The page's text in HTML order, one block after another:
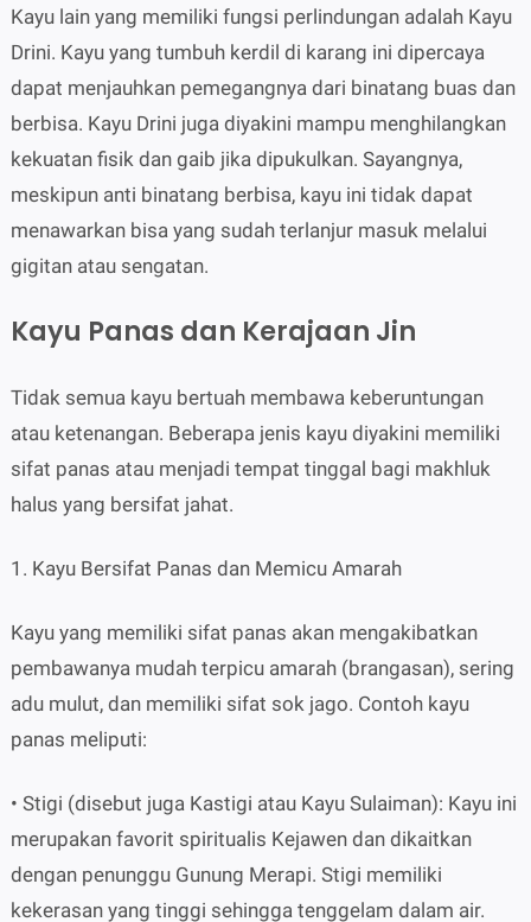
Kayu lain yang memiliki fungsi perlindungan adalah Kayu
Drini. Kayu yang tumbuh kerdil di karang ini dipercaya
dapat menjauhkan pemegangnya dari binatang buas dan
berbisa. Kayu Drini juga diyakini mampu menghilangkan
kekuatan fisik dan gaib jika dipukulkan. Sayangnya,
meskipun anti binatang berbisa, kayu ini tidak dapat
menawarkan bisa yang sudah terlanjur masuk melalui
gigitan atau sengatan.
Kayu Panas dan Kerajaan Jin
Tidak semua kayu bertuah membawa keberuntungan
atau ketenangan. Beberapa jenis kayu diyakini memiliki
sifat panas atau menjadi tempat tinggal bagi makhluk
halus yang bersifat jahat.
1. Kayu Bersifat Panas dan Memicu Amarah
Kayu yang memiliki sifat panas akan mengakibatkan
pembawanya mudah terpicu amarah (brangasan), sering
adu mulut, dan memiliki sifat sok jago. Contoh kayu
panas meliputi:
• Stigi (disebut juga Kastigi atau Kayu Sulaiman): Kayu ini
merupakan favorit spiritualis Kejawen dan dikaitkan
dengan penunggu Gunung Merapi. Stigi memiliki
kekerasan yang tinggi sehingga tenggelam dalam air.